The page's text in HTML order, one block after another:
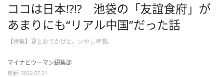
ココは日本!?!? 池袋の「友誼食府」が
あまりにも“リアル中国”だった話
【特集】夏とおでかけと、いやし時間。
マイナビウーマン編集部
更新: 2022.07.21